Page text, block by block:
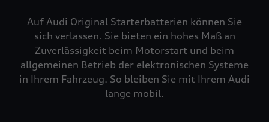
Auf Audi Original Starterbatterien können Sie
sich verlassen. Sie bieten ein hohes Maß an
Zuverlässigkeit beim Motorstart und beim
allgemeinen Betrieb der elektronischen Systeme
in Ihrem Fahrzeug. So bleiben Sie mit Ihrem Audi
lange mobil.